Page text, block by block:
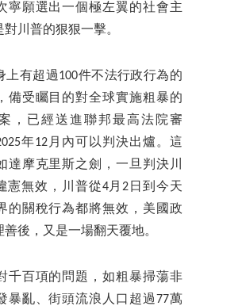
寧願選出一個極左翼的社會主
川普的狠狠一擊。
上有超過100件不法行政行為的
備受矚目的對全球實施粗暴的
，已經送進聯邦最高法院審
年12月內可以判決出爐。這
達摩克里斯之劍，一旦判決川
憲無效，川普從4月2日到今天
的關稅行為都將無效，美國政
善後，又是一場翻天覆地。
千百項的問題，如粗暴掃蕩非
暴亂、街頭流浪人口超過77萬